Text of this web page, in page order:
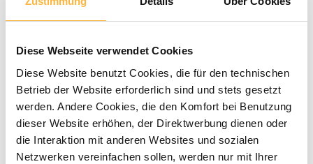
Diese Webseite verwendet Cookies
Diese Website benutzt Cookies, die für den technischen
Betrieb der Website erforderlich sind und stets gesetzt
werden. Andere Cookies, die den Komfort bei Benutzung
dieser Website erhöhen, der Direktwerbung dienen oder
die Interaktion mit anderen Websites und sozialen
Netzwerken vereinfachen sollen, werden nur mit Ihrer
Preise inkl. MwSt. zzgl. Versandkosten
Verfügbar in der angegebenen Lieferzeit
Produkt Anzahl: Gib den
In den Warenkorb